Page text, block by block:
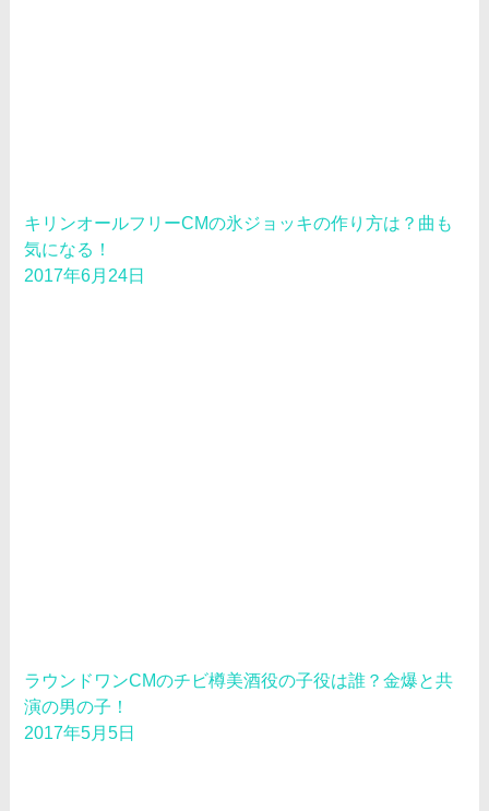
キリンオールフリーCMの氷ジョッキの作り方は？曲も
気になる！
2017年6月24日
ラウンドワンCMのチビ樽美酒役の子役は誰？金爆と共
演の男の子！
2017年5月5日